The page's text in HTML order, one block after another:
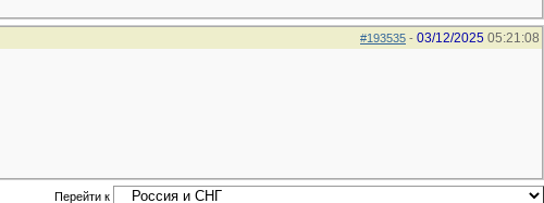
#193535 - 03/12/2025 05:21:08
Перейти к